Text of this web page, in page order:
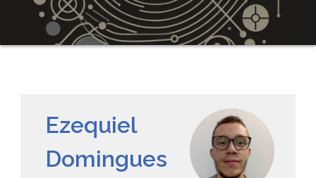
Ezequiel
Domingues